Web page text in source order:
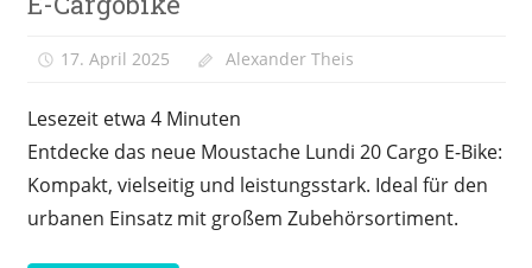
&
17. April 2025 Alexander Theis
Lesezeit etwa 4 Minuten
Entdecke das neue Moustache Lundi 20 Cargo E-Bike:
Kompakt, vielseitig und leistungsstark. Ideal für den
urbanen Einsatz mit großem Zubehörsortiment.